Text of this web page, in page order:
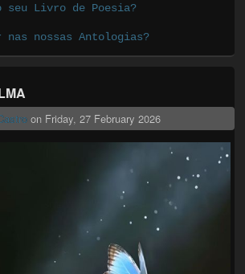
seu Livro de Poesia?
nossas Antologias?
on Friday, 27 February 2026